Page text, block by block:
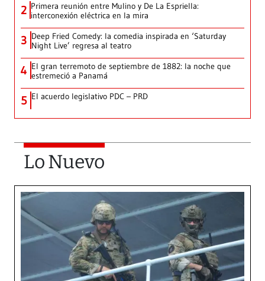
2 Primera reunión entre Mulino y De La Espriella:
interconexión eléctrica en la mira
3 Deep Fried Comedy: la comedia inspirada en ‘Saturday
Night Live’ regresa al teatro
4 El gran terremoto de septiembre de 1882: la noche que
estremeció a Panamá
5 El acuerdo legislativo PDC – PRD
Lo Nuevo